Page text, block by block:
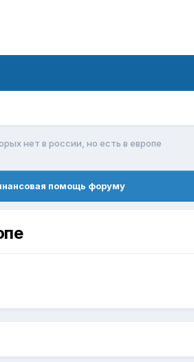
нет в россии, но есть в европе
помощь форуму